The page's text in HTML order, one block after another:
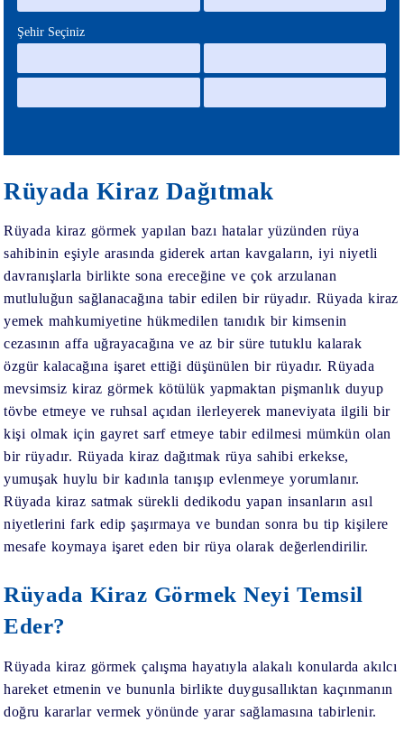
Şehir Seçiniz
Rüyada Kiraz Dağıtmak
Rüyada kiraz görmek yapılan bazı hatalar yüzünden rüya
sahibinin eşiyle arasında giderek artan kavgaların, iyi niyetli
davranışlarla birlikte sona ereceğine ve çok arzulanan
mutluluğun sağlanacağına tabir edilen bir rüyadır. Rüyada kiraz
yemek mahkumiyetine hükmedilen tanıdık bir kimsenin
cezasının affa uğrayacağına ve az bir süre tutuklu kalarak
özgür kalacağına işaret ettiği düşünülen bir rüyadır.Rüyada
mevsimsiz kiraz görmek kötülük yapmaktan pişmanlık duyup
tövbe etmeye ve ruhsal açıdan ilerleyerek maneviyata ilgili bir
kişi olmak için gayret sarf etmeye tabir edilmesi mümkün olan
bir rüyadır. Rüyada kiraz dağıtmak rüya sahibi erkekse,
yumuşak huylu bir kadınla tanışıp evlenmeye yorumlanır.
Rüyada kiraz satmak sürekli dedikodu yapan insanların asıl
niyetlerini fark edip şaşırmaya ve bundan sonra bu tip kişilere
mesafe koymaya işaret eden bir rüya olarak değerlendirilir.
Rüyada Kiraz Görmek Neyi Temsil
Eder?
Rüyada kiraz görmek çalışma hayatıyla alakalı konularda akılcı
hareket etmenin ve bununla birlikte duygusallıktan kaçınmanın
doğru kararlar vermek yönünde yarar sağlamasına tabirlenir.